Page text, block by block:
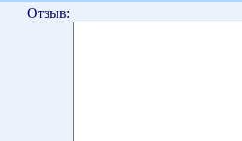
Отзыв: